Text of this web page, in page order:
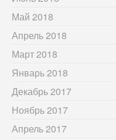
Май 2018
Апрель 2018
Март 2018
Январь 2018
Декабрь 2017
Ноябрь 2017
Апрель 2017